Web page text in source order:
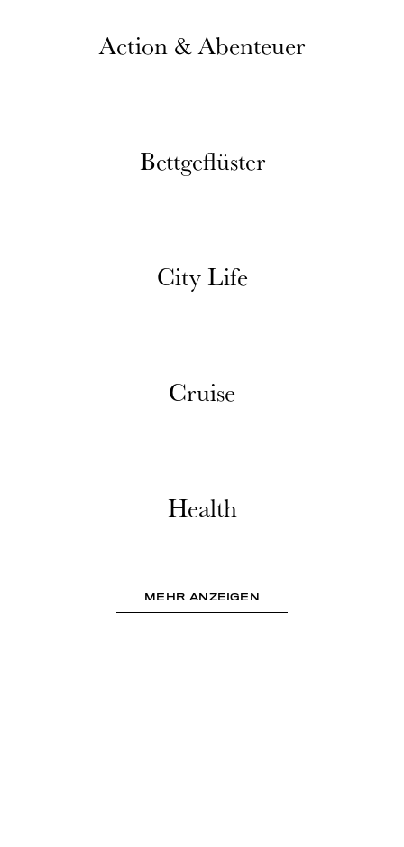
Action & Abenteuer
Bettgeflüster
City Life
Cruise
Health
MEHR ANZEIGEN